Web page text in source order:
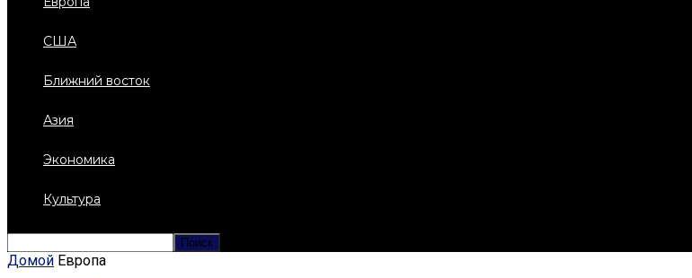
США
Ближний восток
Азия
Экономика
Культура
Домой Европа